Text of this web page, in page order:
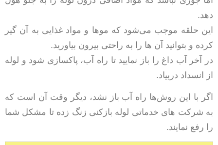
دهد.
این حلقه موجب می‌شود که موها و مواد غذایی به آن گیر
کرده و بتوانید آن ها را به راحتی بیرون بیاورید.
در آخر آب داغ را باز نمایید تا راه آب، پاکسازی شود و لوله
از انسداد دربیاد.
اگر با این روش‌ها راه آب باز نشد، دیگر وقت آن است که
به شرکت های خدماتی لوله بازکنی زنگ زده تا مشکل شما
را رفع نمایند.